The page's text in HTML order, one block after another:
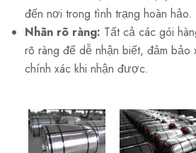
đến nơi trong tình trạng hoàn hảo.
Nhãn rõ ràng: Tất cả các gói
rõ ràng để dễ nhận biết, đảm bảo
chính xác khi nhận được.